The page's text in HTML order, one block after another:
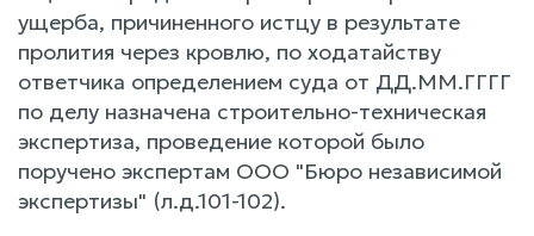
ущерба, причиненного истцу в результате
пролития через кровлю, по ходатайству
ответчика определением суда от ДД.ММ.ГГГГ
по делу назначена строительно-техническая
экспертиза, проведение которой было
поручено экспертам ООО "Бюро независимой
экспертизы" (л.д.101-102).